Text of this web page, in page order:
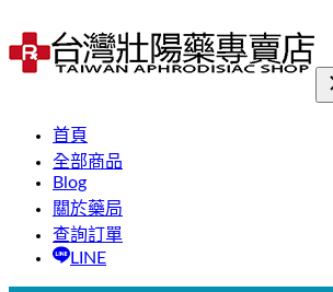
首頁
全部商品
Blog
關於藥局
查詢訂單
LINE